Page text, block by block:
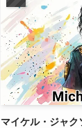
マイケル・ジャ